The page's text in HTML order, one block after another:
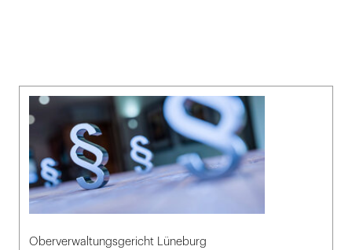
Oberverwaltungsgericht Lüneburg